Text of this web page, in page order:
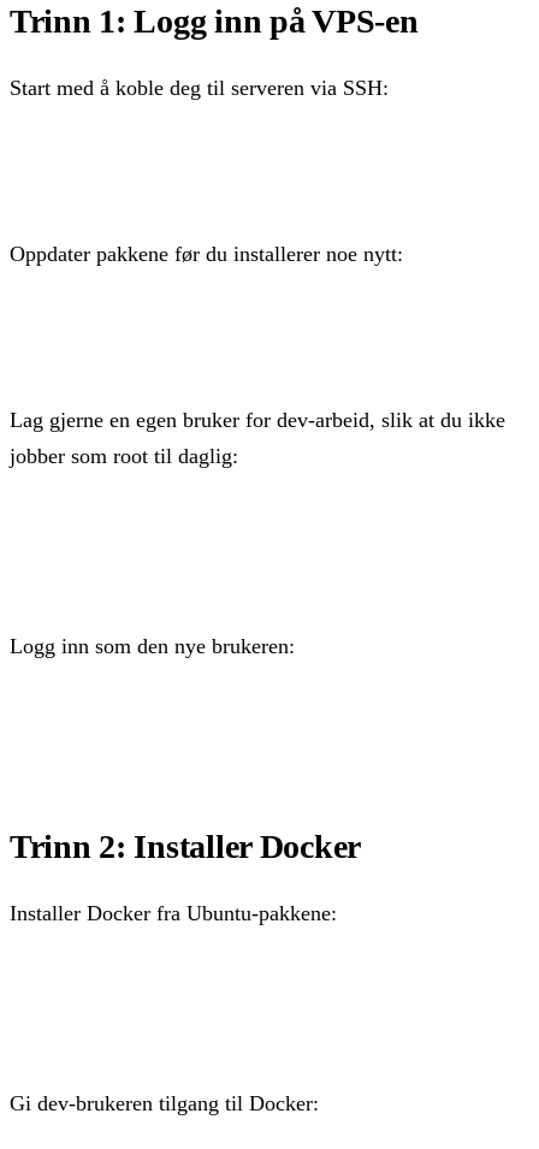
Trinn 1: Logg inn på VPS-en
Start med å koble deg til serveren via SSH:
Oppdater pakkene før du installerer noe nytt:
Lag gjerne en egen bruker for dev-arbeid, slik at du ikke
jobber som root til daglig:
Logg inn som den nye brukeren:
Trinn 2: Installer Docker
Installer Docker fra Ubuntu-pakkene:
Gi dev-brukeren tilgang til Docker: